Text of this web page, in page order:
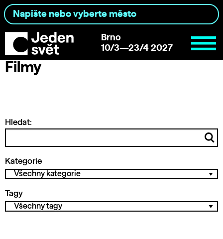
Brno
10/3—23/4 2027
Filmy
Hledat:
Kategorie
Tagy